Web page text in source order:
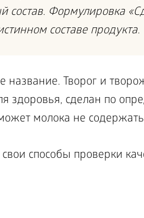
состав. Формулировка
составе продукта.
название. Творог и
здоровья, сделан по
молока не
способы проверки